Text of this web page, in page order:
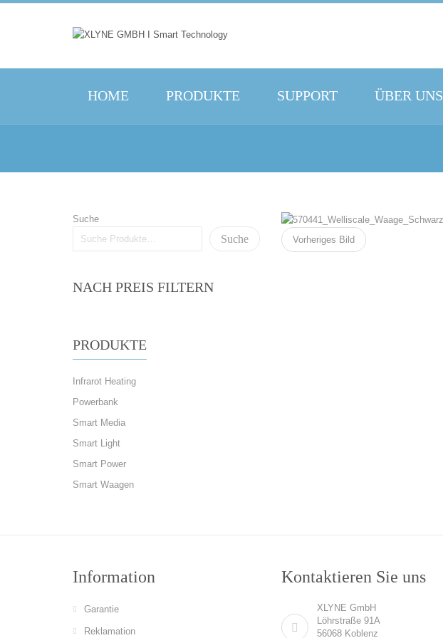
HOME PRODUKTE SUPPORT ÜBER UNS
Suche
Suche
NACH PREIS FILTERN
PRODUKTE
Infrarot Heating
Powerbank
Smart Media
Smart Light
Smart Power
Smart Waagen
Vorheriges Bild
Information
Garantie
Reklamation
Kontaktieren Sie uns
XLYNE GmbH
Löhrstraße 91A
56068 Koblenz